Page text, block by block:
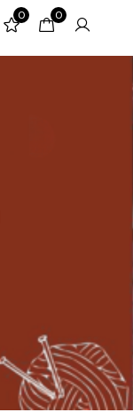
0 0